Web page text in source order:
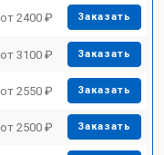
от 2400 ₽ Заказать
от 3100 ₽ Заказать
от 2550 ₽ Заказать
от 2500 ₽ Заказать